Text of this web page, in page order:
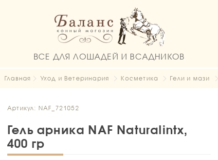
ВСЕ ДЛЯ ЛОШАДЕЙ И ВСАДНИКОВ
Главная Уход и Ветеринария Косметика Гели и мази
Артикул: NAF_721052
Гель арника NAF Naturalintx,
400 гр